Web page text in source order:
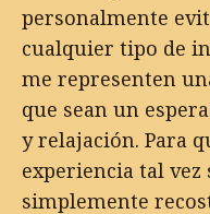
personalmente
cualquier tipo de
me representen
que sean un
y relajación. Para
experiencia tal vez
simplemente